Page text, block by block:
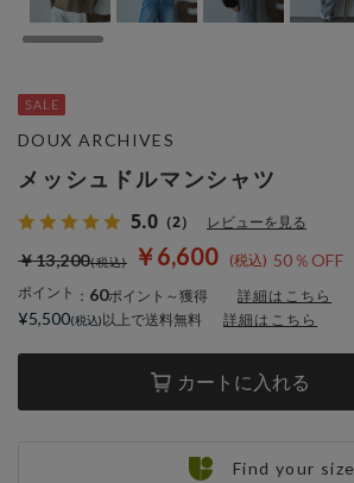
メッシュドルマンシャツ
5.0 （2） レビューを見る
￥6,600 50％OFF
￥13,200
ポイント ： 60ポイント～獲得 詳細はこちら
カートに入れる
DOUX ARCHIVES
¥5,500 以上で送料無料 詳細はこちら
Find your size